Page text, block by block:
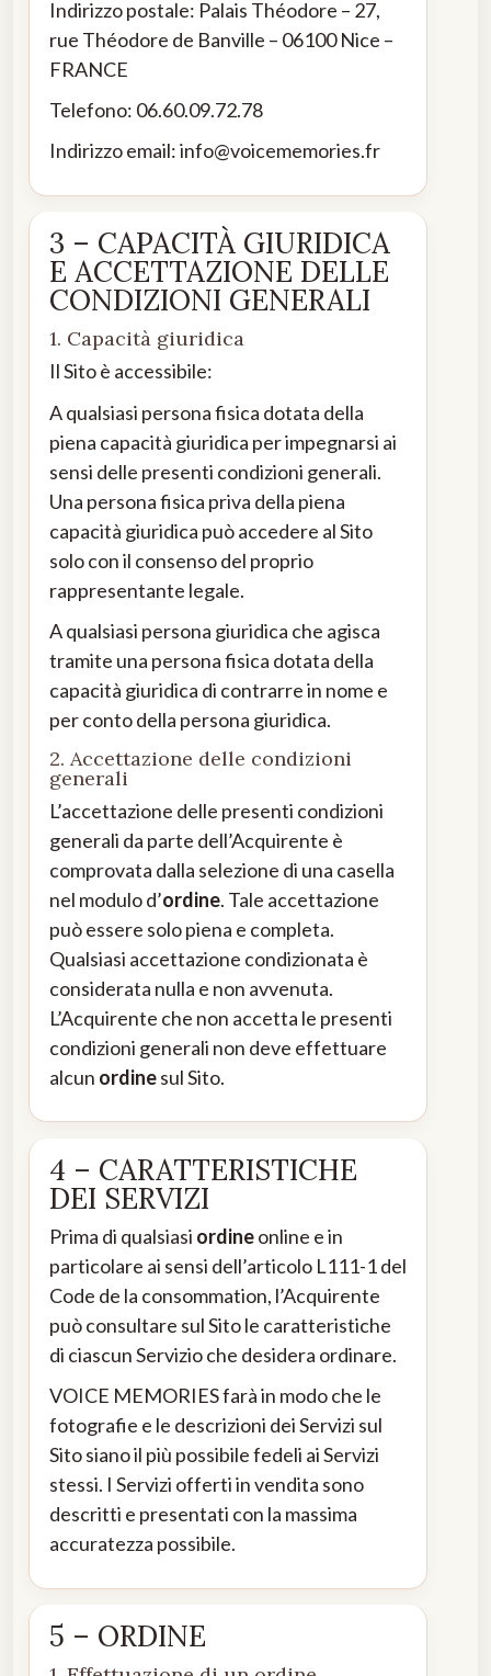
Indirizzo postale: Palais Théodore – 27,
rue Théodore de Banville – 06100 Nice –
FRANCE
Telefono: 06.60.09.72.78
Indirizzo email: info@voicememories.fr
3 – CAPACITÀ GIURIDICA
E ACCETTAZIONE DELLE
CONDIZIONI GENERALI
1. Capacità giuridica
Il Sito è accessibile:
A qualsiasi persona fisica dotata della
piena capacità giuridica per impegnarsi ai
sensi delle presenti condizioni generali.
Una persona fisica priva della piena
capacità giuridica può accedere al Sito
solo con il consenso del proprio
rappresentante legale.
A qualsiasi persona giuridica che agisca
tramite una persona fisica dotata della
capacità giuridica di contrarre in nome e
per conto della persona giuridica.
2. Accettazione delle condizioni
generali
L’accettazione delle presenti condizioni
generali da parte dell’Acquirente è
comprovata dalla selezione di una casella
nel modulo d’ordine. Tale accettazione
può essere solo piena e completa.
Qualsiasi accettazione condizionata è
considerata nulla e non avvenuta.
L’Acquirente che non accetta le presenti
condizioni generali non deve effettuare
alcun ordinesul Sito.
4 – CARATTERISTICHE
DEI SERVIZI
Prima di qualsiasi ordineonline e in
particolare ai sensi dell’articolo L111-1 del
Code de la consommation, l’Acquirente
può consultare sul Sito le caratteristiche
di ciascun Servizio che desidera ordinare.
VOICE MEMORIES farà in modo che le
fotografie e le descrizioni dei Servizi sul
Sito siano il più possibile fedeli ai Servizi
stessi. I Servizi offerti in vendita sono
descritti e presentati con la massima
accuratezza possibile.
5 – ORDINE